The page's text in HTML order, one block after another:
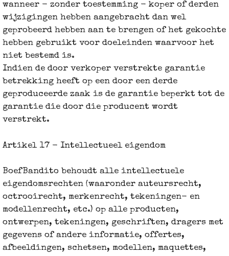
wanneer - zonder toestemming - koper of derden
wijzigingen hebben aangebracht dan wel
geprobeerd hebben aan te brengen of het gekochte
hebben gebruikt voor doeleinden waarvoor het
niet bestemd is.
Indien de door verkoper verstrekte garantie
betrekking heeft op een door een derde
geproduceerde zaak is de garantie beperkt tot de
garantie die door die producent wordt
verstrekt.
Artikel 17 - Intellectueel eigendom
BoefBandito behoudt alle intellectuele
eigendomsrechten (waaronder auteursrecht,
octrooirecht, merkenrecht, tekeningen- en
modellen­recht, etc.) op alle producten,
ontwerpen, tekeningen, geschriften, dragers met
gegevens of andere informatie, offertes,
afbeeldingen, schetsen, modellen, maquettes,